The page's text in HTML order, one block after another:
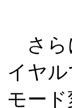
さら
イヤ
モー